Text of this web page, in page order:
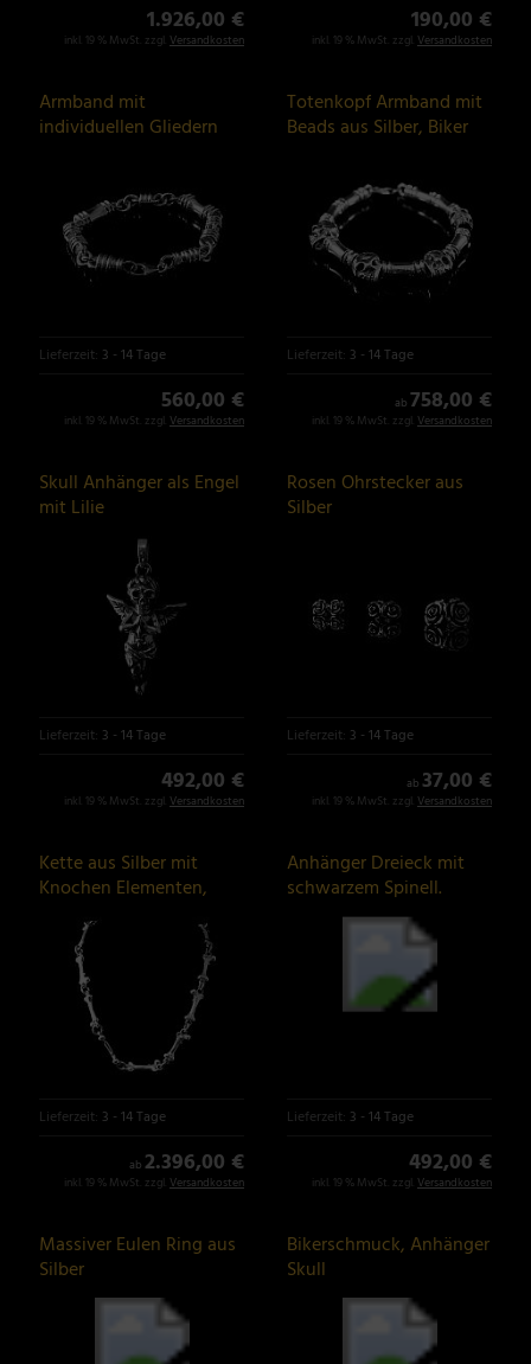
1.926,00 €
inkl. 19 % MwSt. zzgl. Versandkosten
190,00 €
inkl. 19 % MwSt. zzgl. Versandkosten
Armband mit
individuellen Gliedern
Lieferzeit: 3 - 14 Tage
560,00 €
inkl. 19 % MwSt. zzgl. Versandkosten
Totenkopf Armband mit
Beads aus Silber, Biker
Lieferzeit: 3 - 14 Tage
ab758,00 €
inkl. 19 % MwSt. zzgl. Versandkosten
Skull Anhänger als Engel
mit Lilie
Lieferzeit: 3 - 14 Tage
492,00 €
inkl. 19 % MwSt. zzgl. Versandkosten
Rosen Ohrstecker aus
Silber
Lieferzeit: 3 - 14 Tage
ab 37,00 €
inkl. 19 % MwSt. zzgl. Versandkosten
Kette aus Silber mit
Knochen Elementen,
Lieferzeit: 3 - 14 Tage
ab 2.396,00 €
inkl. 19 % MwSt. zzgl. Versandkosten
Anhänger Dreieck mit
schwarzem Spinell.
Einzelstück
Lieferzeit: 3 - 14 Tage
492,00 €
inkl. 19 % MwSt. zzgl. Versandkosten
Massiver Eulen Ring aus
Silber
Bikerschmuck, Anhänger
Skull